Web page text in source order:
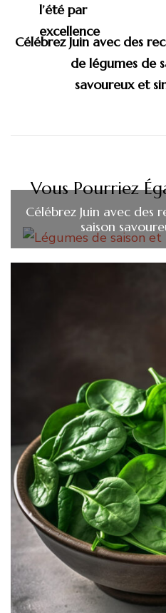
Célébrez Juin avec des
de légumes de
savoureux et
Vous Pourriez
Célébrez Juin avec des
saison